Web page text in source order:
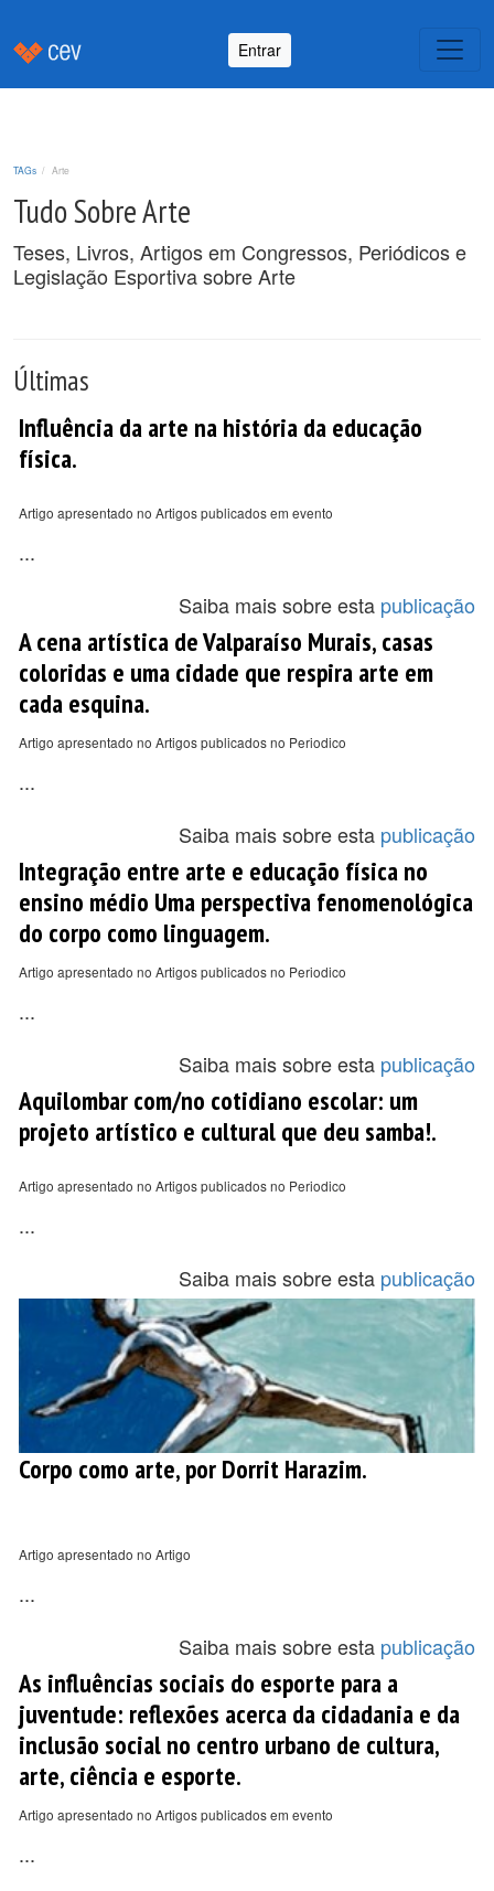
Entrar
TAGs Arte
Tudo Sobre Arte
Teses, Livros, Artigos em Congressos, Periódicos e
Legislação Esportiva sobre Arte
Últimas
Influência da arte na história da educação
física.
Artigo apresentado no Artigos publicados em evento
...
Saiba mais sobre esta publicação
A cena artística de Valparaíso Murais, casas
coloridas e uma cidade que respira arte em
cada esquina.
Artigo apresentado no Artigos publicados no Periodico
...
Saiba mais sobre esta publicação
Integração entre arte e educação física no
ensino médio Uma perspectiva fenomenológica
do corpo como linguagem.
Artigo apresentado no Artigos publicados no Periodico
...
Saiba mais sobre esta publicação
Aquilombar com/no cotidiano escolar: um
projeto artístico e cultural que deu samba!.
Artigo apresentado no Artigos publicados no Periodico
...
Saiba mais sobre esta publicação
Corpo como arte, por Dorrit Harazim.
Artigo apresentado no Artigo
...
Saiba mais sobre esta publicação
As influências sociais do esporte para a
juventude: reflexões acerca da cidadania e da
inclusão social no centro urbano de cultura,
arte, ciência e esporte.
Artigo apresentado no Artigos publicados em evento
...